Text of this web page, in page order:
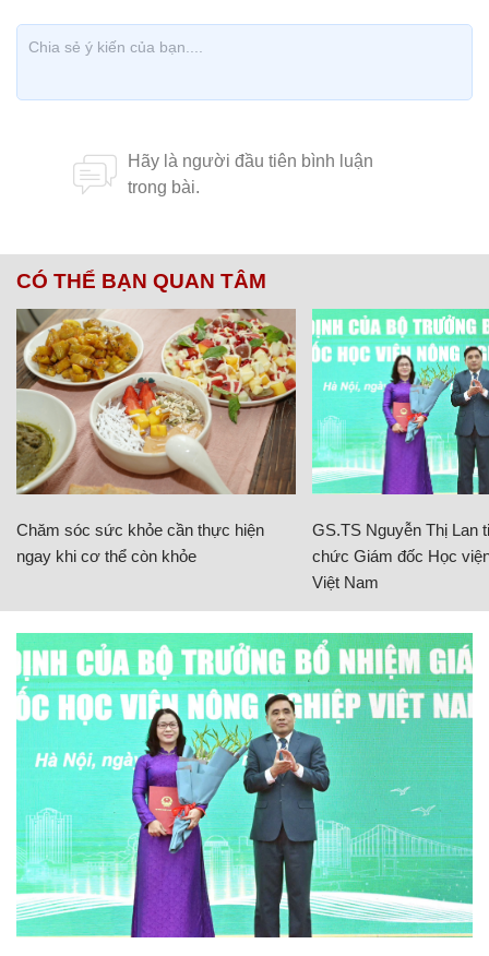
CÓ THỂ BẠN QUAN TÂM
Chăm sóc sức khỏe cần thực hiện
ngay khi cơ thể còn khỏe
GS.TS Nguyễn Thị Lan
chức Giám đốc Học
Việt Nam